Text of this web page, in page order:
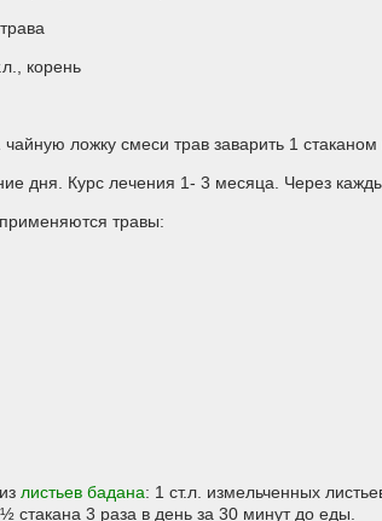
корень
ложку смеси трав заварить 1 стаканом
дня. Курс лечения 1- 3 месяца. Через
применяются травы:
листьев бадана: 1 ст.л. измельченных
стакана 3 раза в день за 30 минут до еды.